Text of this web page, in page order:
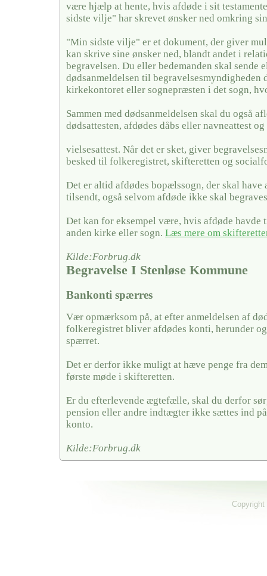
være hjælp at hente, hvis afdøde i sit
sidste vilje" har skrevet ønsker ned omkring
"Min sidste vilje" er et dokument, der giver
kan skrive sine ønsker ned, blandt andet i
begravelsen. Du eller bedemanden skal sende
dødsanmeldelsen til begravelsesmyndigheden
kirkekontoret eller sognepræsten i det sogn,
Sammen med dødsanmeldelsen skal du også
dødsattesten, afdødes dåbs eller navneattest og
vielsesattest. Når det er sket, giver
besked til folkeregistret, skifteretten og
Det er altid afdødes bopælssogn, der skal have
tilsendt, også selvom afdøde ikke skal
Det kan for eksempel være, hvis afdøde
anden kirke eller sogn. Læs mere om
Kilde:Forbrug.dk
Begravelse I Stenløse Kommune
Bankonti spærres
Vær opmærksom på, at efter anmeldelsen af
folkeregistret bliver afdødes konti, herunder
spærret.
Det er derfor ikke muligt at hæve penge fra
første møde i skifteretten.
Er du efterlevende ægtefælle, skal du derfor
pension eller andre indtægter ikke sættes ind
konto.
Kilde:Forbrug.dk